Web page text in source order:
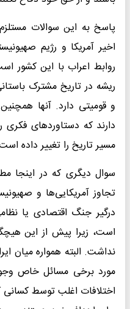
پاسخ به این سوالات
اخیر آمریکا و رژیم
روابط اعراب با این کشور
ریشه در تاریخ مشترک
و قومیتی دارد. آنها
دارند که دستاوردهای فکری
مسیر تاریخ را تغییر داده
سوال دیگری که در اینجا
تجاوز آمریکایی‌ها و
درگیر جنگ اقتصادی یا
است، زیرا پیش از این
نداشت. البته همواره میان
مورد برخی مسائل خاص
اختلافات اغلب توسط کسانی